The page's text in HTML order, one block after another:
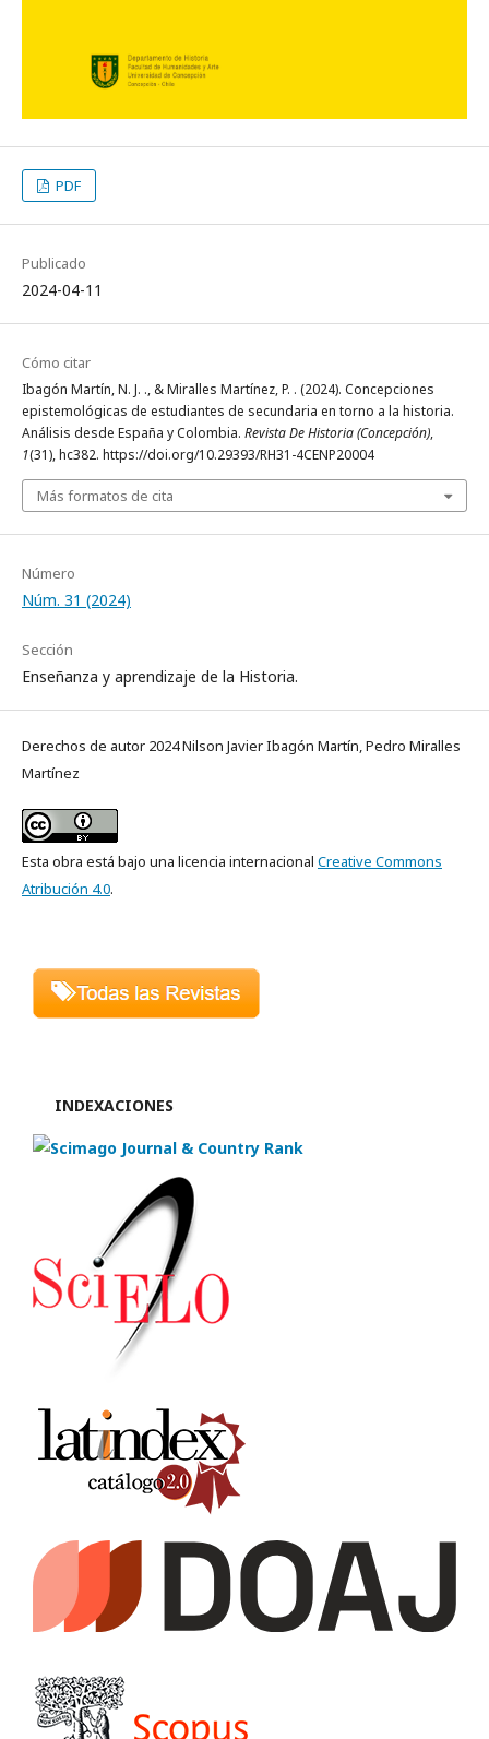
PDF
Publicado
2024-04-11
Cómo citar
Ibagón Martín, N. J. ., & Miralles Martínez, P. . (2024). Concepciones
epistemológicas de estudiantes de secundaria en torno a la historia.
Análisis desde España y Colombia. Revista De Historia (Concepción),
1(31), hc382. https://doi.org/10.29393/RH31-4CENP20004
Más formatos de cita
Número
Núm. 31 (2024)
Sección
Enseñanza y aprendizaje de la Historia.
Derechos de autor 2024 Nilson Javier Ibagón Martín, Pedro Miralles
Martínez
Esta obra está bajo una licencia internacional Creative Commons
Atribución 4.0.
INDEXACIONES